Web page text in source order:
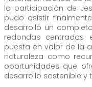
la participación de
pudo asistir
desarrolló un
redondas centradas
puesta en valor de la
naturaleza como
oportunidades que
desarrollo sostenible y